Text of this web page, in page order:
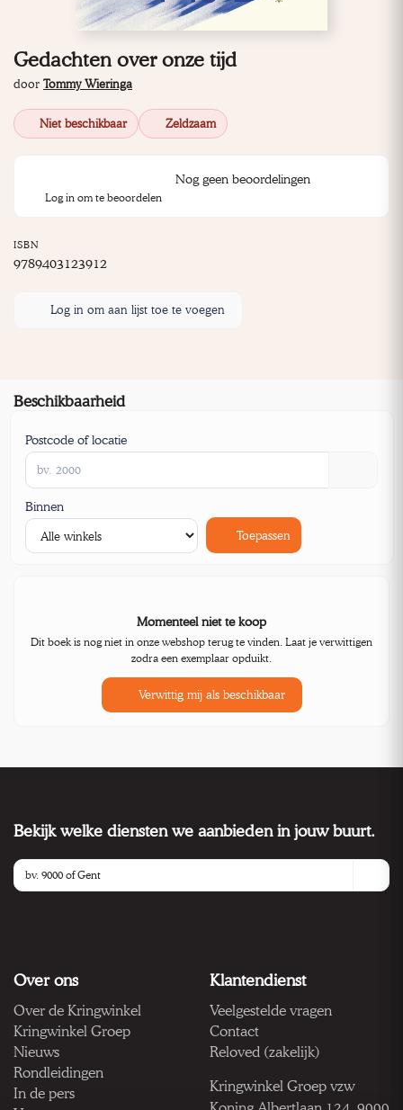
Gedachten over onze tijd
door Tommy Wieringa
Niet beschikbaar Zeldzaam
Nog geen beoordelingen
Log in om te beoordelen
ISBN
9789403123912
Log in om aan lijst toe te voegen
Beschikbaarheid
Postcode of locatie
Binnen
Toepassen
Momenteel niet te koop
Dit boek is nog niet in onze webshop terug te vinden. Laat je verwittigen
zodra een exemplaar opduikt.
Verwittig mij als beschikbaar
Bekijk welke diensten we aanbieden in jouw buurt.
Over ons
Over de Kringwinkel
Kringwinkel Groep
Nieuws
Rondleidingen
In de pers
Klantendienst
Veelgestelde vragen
Contact
Reloved (zakelijk)
Kringwinkel Groep vzw